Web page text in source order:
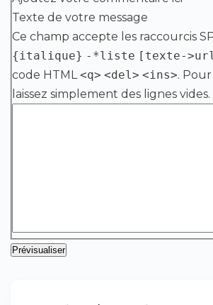
Texte de votre message
Ce champ accepte les raccourcis
{italique} -*liste [texte-
code HTML<q> <del> <ins>.
laissez simplement des lignes vides.